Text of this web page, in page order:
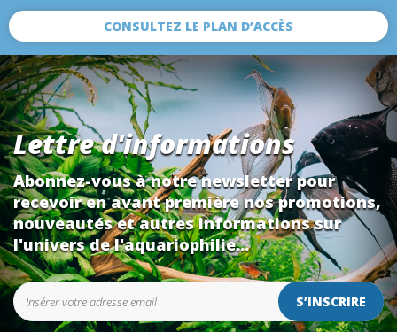
CONSULTEZ LE PLAN D’ACCÈS
Lettre d'informations
Abonnez-vous à notre newsletter pour
recevoir en avant première nos promotions,
nouveautés et autres informations sur
l'univers de l'aquariophilie...
S’INSCRIRE